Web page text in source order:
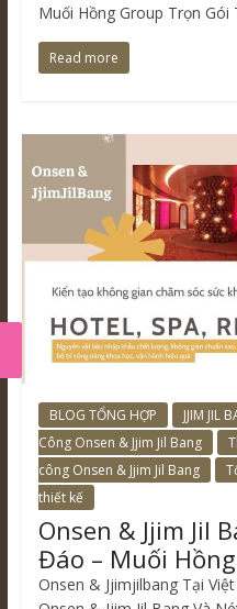
Muối Hồng Group Trọn Gói
Read more
BLOG TỔNG HỢP JJIM JIL
Công Onsen & Jjim Jil Bang
công Onsen & Jjim Jil Bang
thiết kế
Onsen & Jjim Jil
Đáo – Muối
Onsen & Jjimjilbang Tại